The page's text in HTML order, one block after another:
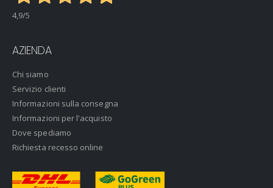
4,9/5
AZIENDA
Chi siamo
Servizio clienti
Informazioni sulla consegna
Informazioni per l'acquisto
Dove spediamo
Richiesta recesso online